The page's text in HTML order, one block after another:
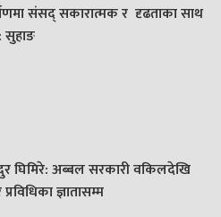
संसद् सकारात्मक र दृढताका साथ
सुहाङ
घिमिरे: अब्बल सरकारी वकिलदेखि
ज्ञातासम्म